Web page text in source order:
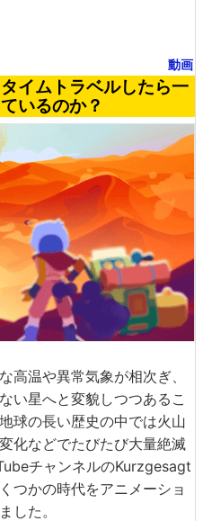
動画
イムトラベルしたら一
いるのか？
高温や異常気象が相次ぎ、
い星へと変貌しつつあるこ
球の長い歴史の中では火山
化などでたびたび大量絶滅
チャンネルのKurzgesagt
つかの時代をアニメーショ
した。